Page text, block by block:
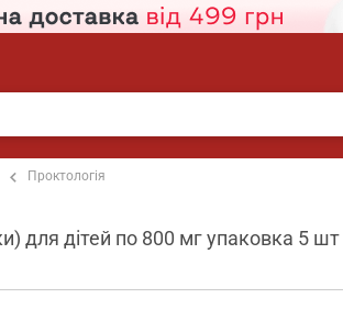
Проктологія
для дітей по 800 мг упаковка 5 шт